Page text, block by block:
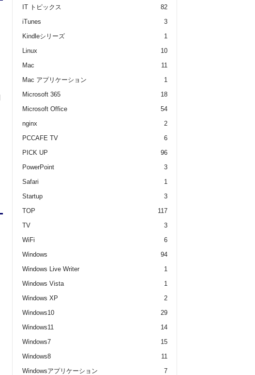
IT トピックス
82
iTunes
3
Kindleシリーズ
1
Linux
10
Mac
11
Mac アプリケーション
1
Microsoft 365
18
Microsoft Office
54
nginx
2
PCCAFE TV
6
PICK UP
96
PowerPoint
3
Safari
1
Startup
3
TOP
117
TV
3
WiFi
6
Windows
94
Windows Live Writer
1
Windows Vista
1
Windows XP
2
Windows10
29
Windows11
14
Windows7
15
Windows8
11
Windowsアプリケーション
7